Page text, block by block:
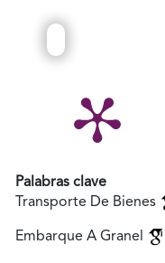
Palabras clave
Transporte De Bienes
Embarque A Granel